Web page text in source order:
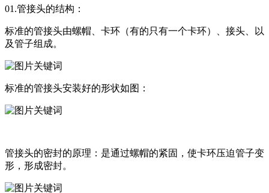
01.管接头的结构：
标准的管接头由螺帽、卡环（有的只有一个卡环）、接头、以
及管子组成。
标准的管接头安装好的形状如图：
管接头的密封的原理：是通过螺帽的紧固，使卡环压迫管子变
形，形成密封。